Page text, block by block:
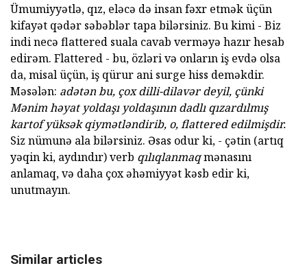
Ümumiyyətlə, qız, eləcə də insan fəxr etmək üçün
kifayət qədər səbəblər tapa bilərsiniz. Bu kimi - Biz
indi necə flattered suala cavab verməyə hazır hesab
edirəm. Flattered - bu, özləri və onların iş evdə olsa
da, misal üçün, iş qürur ani surge hiss deməkdir.
Məsələn: adətən bu, çox dilli-dilavər deyil, çünki
Mənim həyat yoldaşı yoldaşının dadlı qızardılmış
kartof yüksək qiymətləndirib, o, flattered edilmişdir.
Siz nümunə ala bilərsiniz. Əsas odur ki, - çətin (artıq
yəqin ki, aydındır) verb qılıqlanmaqmənasını
anlamaq, və daha çox əhəmiyyət kəsb edir ki,
unutmayın.
Similar articles